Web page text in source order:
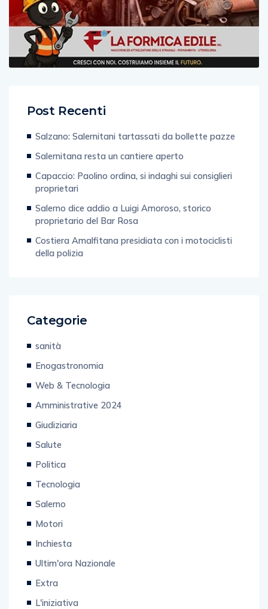
Post Recenti
Salzano: Salernitani tartassati da bollette pazze
Salernitana resta un cantiere aperto
Capaccio: Paolino ordina, si indaghi sui consiglieri
proprietari
Salerno dice addio a Luigi Amoroso, storico
proprietario del Bar Rosa
Costiera Amalfitana presidiata con i motociclisti
della polizia
Categorie
sanità
Enogastronomia
Web & Tecnologia
Amministrative 2024
Giudiziaria
Salute
Politica
Tecnologia
Salerno
Motori
Inchiesta
Ultim'ora Nazionale
Extra
L'iniziativa